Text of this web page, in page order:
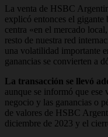
La venta de HSBC
explicó entonces el gigante
centra «en el mercado
resto de nuestra red
una volatilidad importante
ganancias se convierten a
La transacción se llevó
aunque se informó que ese
negocio y las ganancias o
de valores de HSBC
diciembre de 2023 y el